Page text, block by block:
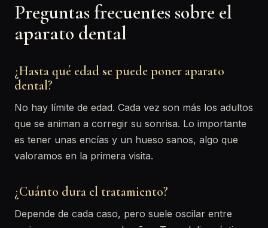
Preguntas frecuentes sobre el
aparato dental
¿Hasta qué edad se puede poner aparato
dental?
No hay límite de edad. Cada vez son más los adultos
que se animan a corregir su sonrisa. Lo importante
es tener unas encías y un hueso sanos, algo que
valoramos en la primera visita.
¿Cuánto dura el tratamiento?
Depende de cada caso, pero suele oscilar entre